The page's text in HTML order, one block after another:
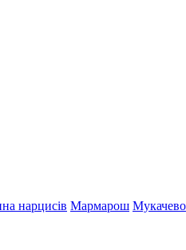
нарцисів Мармарош Мукачево